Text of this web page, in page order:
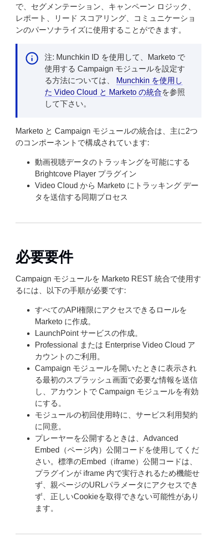
で、セグメンテーション、キャンペーン ロジック、
レポート、リード スコアリング、コミュニケーショ
ンのパーソナライズに使用することができます。
注: Munchkin ID を使用して、Marketo で
使用する Campaign モジュールを設定す
る方法については、
Munchkin を使用し
た Video Cloud と Marketo の統合を参照
して下さい。
Marketo と Campaign モジュールの統合は、主に2つ
のコンポーネントで構成されています:
動画視聴データのトラッキングを可能にする
Brightcove Player プラグイン
Video Cloud から Marketo にトラッキング デー
タを送信する同期プロセス
必要要件
Campaign モジュールを Marketo REST 統合で使用す
るには、以下の手順が必要です:
すべてのAPI権限にアクセスできるロールを
Marketo に作成。
LaunchPoint サービスの作成。
Professional または Enterprise Video Cloud ア
カウントのご利用。
Campaign モジュールを開いたときに表示され
る最初のスプラッシュ画面で必要な情報を送信
し、アカウントで Campaign モジュールを有効
にする。
モジュールの初回使用時に、サービス利用契約
に同意。
プレーヤーを公開するときは、Advanced
Embed（ページ内）公開コードを使用してくだ
さい。標準のEmbed（iframe）公開コードは、
プラグインが iframe 内で実行されるため機能せ
ず、親ページのURLパラメータにアクセスでき
ず、正しいCookieを取得できない可能性があり
ます。